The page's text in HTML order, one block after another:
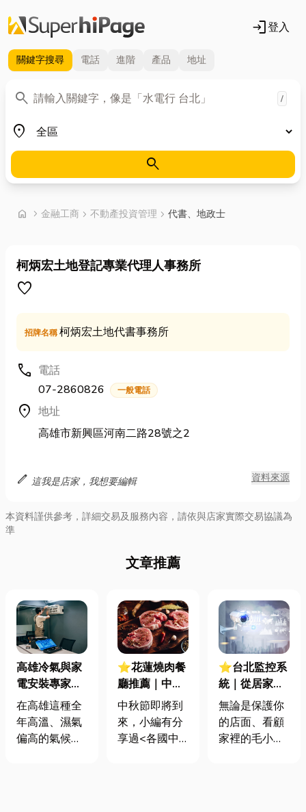
login登入
關鍵字搜尋 電話 進階 產品 地址
search
關鍵字 /
place
地區
search
home chevron_right 首頁
金融工商 chevron_right 不動產投資管理 chevron_right 代書、地政士
柯炳宏土地登記專業代理人事務所
favorite
招牌名稱柯炳宏土地代書事務所
call 電話
07-2860826
一般電話
location_on 地址
高雄市新興區河南二路28號之2
edit 這我是店家，我想要編輯 資料來源
本資料謹供參考，詳細交易及服務內容，請依與店家實際交易協議為
準
文章推薦
高雄冷氣與家
電安裝專家｜
買賣、維修、
保養全服務
在高雄這種全
年高溫、濕氣
偏高的氣候環
⭐花蓮燒肉餐
廳推薦｜中秋
烤肉冷知識！
台灣烤肉文化
怎麼來的？5
中秋節即將到
來，小編有分
享過<各國中
⭐台北監控系
統｜從居家到
商家，監控系
統如何保護
你？監控系統
無論是保護你
的店面、看顧
家裡的毛小